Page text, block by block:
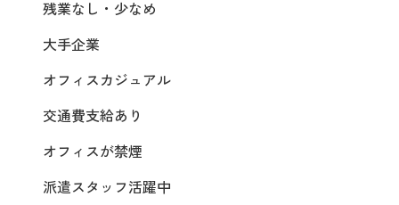
残業なし・少なめ
大手企業
オフィスカジュアル
交通費支給あり
オフィスが禁煙
派遣スタッフ活躍中